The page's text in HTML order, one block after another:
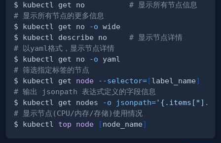
$ kubectl get no # 显示所有节点信息
# 显示所有节点的更多信息
$ kubectl get no
-o
$ kubectl describe no # 显示节点详情
# 以yaml格式，显示节点详情
$ kubectl get no
-o
# 筛选指定标签的节点
$ kubectl get node --selector=[label_name]
# 输出 jsonpath 表达式定义的字段信息
$ kubectl get nodes
-o jsonpath=
# 显示节点(CPU/内存/存储)使用情况
$ kubectl top node [node_name]